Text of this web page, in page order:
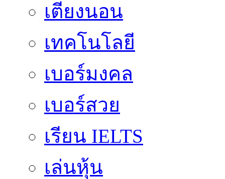
เตียงนอน
เทคโนโลยี
เบอร์มงคล
เบอร์สวย
เรียน IELTS
เล่นหุ้น